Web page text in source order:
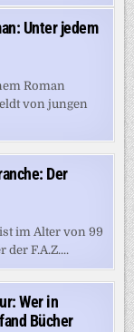
Unter jedem
Roman
von jungen
Der
im Alter von 99
der F.A.Z....
Wer in
Bücher